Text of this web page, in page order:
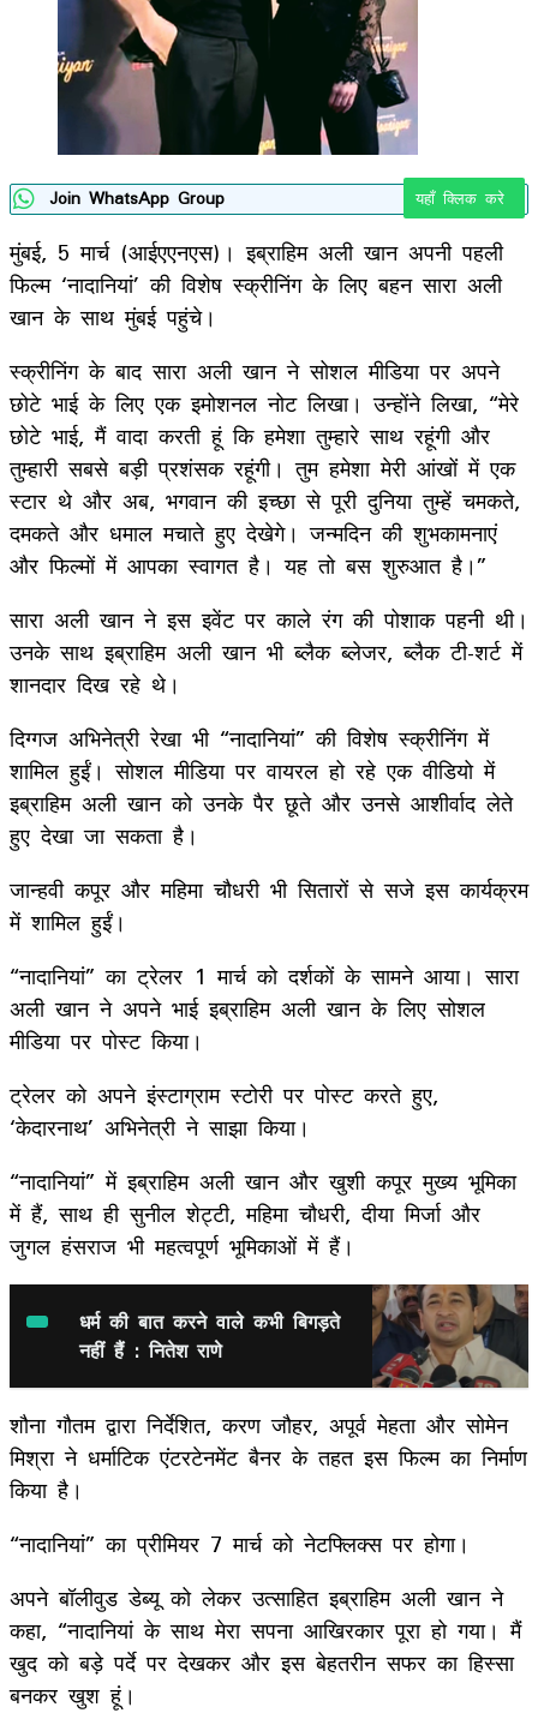
Join WhatsApp Group यहाँ क्लिक करे
मुंबई, 5 मार्च (आईएएनएस)। इब्राहिम अली खान अपनी पहली
फिल्म ‘नादानियां’ की विशेष स्क्रीनिंग के लिए बहन सारा अली
खान के साथ मुंबई पहुंचे।
स्क्रीनिंग के बाद सारा अली खान ने सोशल मीडिया पर अपने
छोटे भाई के लिए एक इमोशनल नोट लिखा। उन्होंने लिखा, “मेरे
छोटे भाई, मैं वादा करती हूं कि हमेशा तुम्हारे साथ रहूंगी और
तुम्हारी सबसे बड़ी प्रशंसक रहूंगी। तुम हमेशा मेरी आंखों में एक
स्टार थे और अब, भगवान की इच्छा से पूरी दुनिया तुम्हें चमकते,
दमकते और धमाल मचाते हुए देखेगे। जन्मदिन की शुभकामनाएं
और फिल्मों में आपका स्वागत है। यह तो बस शुरुआत है।”
सारा अली खान ने इस इवेंट पर काले रंग की पोशाक पहनी थी।
उनके साथ इब्राहिम अली खान भी ब्लैक ब्लेजर, ब्लैक टी-शर्ट में
शानदार दिख रहे थे।
दिग्गज अभिनेत्री रेखा भी “नादानियां” की विशेष स्क्रीनिंग में
शामिल हुईं। सोशल मीडिया पर वायरल हो रहे एक वीडियो में
इब्राहिम अली खान को उनके पैर छूते और उनसे आशीर्वाद लेते
हुए देखा जा सकता है।
जान्हवी कपूर और महिमा चौधरी भी सितारों से सजे इस कार्यक्रम
में शामिल हुईं।
“नादानियां” का ट्रेलर 1 मार्च को दर्शकों के सामने आया। सारा
अली खान ने अपने भाई इब्राहिम अली खान के लिए सोशल
मीडिया पर पोस्ट किया।
ट्रेलर को अपने इंस्टाग्राम स्टोरी पर पोस्ट करते हुए,
‘केदारनाथ’ अभिनेत्री ने साझा किया।
“नादानियां” में इब्राहिम अली खान और खुशी कपूर मुख्य भूमिका
में हैं, साथ ही सुनील शेट्टी, महिमा चौधरी, दीया मिर्जा और
जुगल हंसराज भी महत्वपूर्ण भूमिकाओं में हैं।
धर्म की बात करने वाले कभी बिगड़ते
नहीं हैं : नितेश राणे
शौना गौतम द्वारा निर्देशित, करण जौहर, अपूर्व मेहता और सोमेन
मिश्रा ने धर्माटिक एंटरटेनमेंट बैनर के तहत इस फिल्म का निर्माण
किया है।
“नादानियां” का प्रीमियर 7 मार्च को नेटफ्लिक्स पर होगा।
अपने बॉलीवुड डेब्यू को लेकर उत्साहित इब्राहिम अली खान ने
कहा, “नादानियां के साथ मेरा सपना आखिरकार पूरा हो गया। मैं
खुद को बड़े पर्दे पर देखकर और इस बेहतरीन सफर का हिस्सा
बनकर खुश हूं।